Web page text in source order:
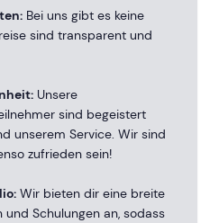
Bei uns gibt es keine
sind transparent und
Unsere
sind begeistert
unserem Service. Wir sind
zufrieden sein!
Wir bieten dir eine breite
und Schulungen an, sodass